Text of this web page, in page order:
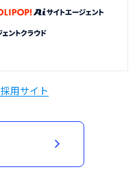
採用サイト